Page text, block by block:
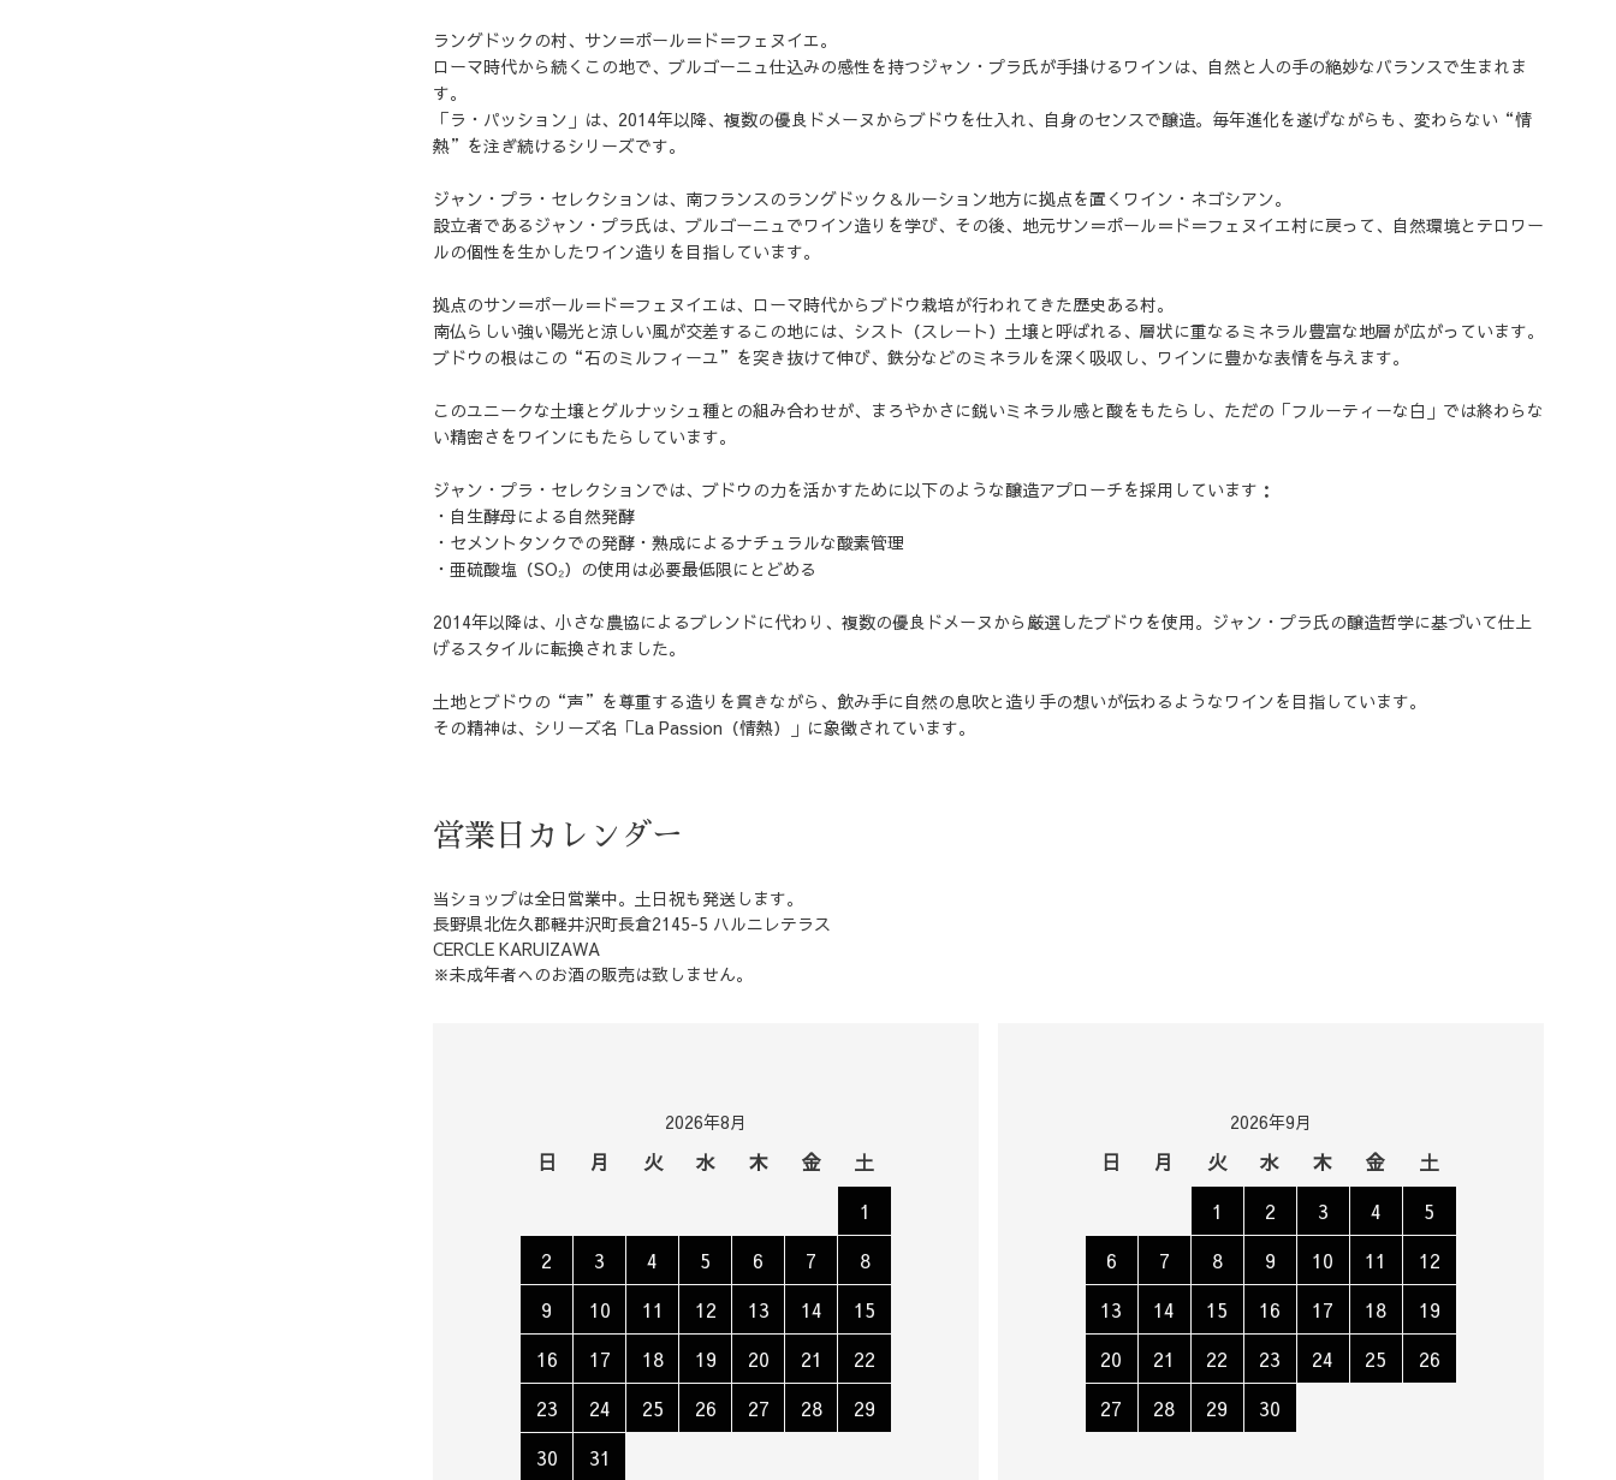
ラングドックの村、サン＝ポール＝ド＝フェヌイエ。
ローマ時代から続くこの地で、ブルゴーニュ仕込みの感性を持つジャン・プラ氏が手掛けるワインは、自然と人の手の絶妙なバランスで生まれま
す。
「ラ・パッション」は、2014年以降、複数の優良ドメーヌからブドウを仕入れ、自身のセンスで醸造。毎年進化を遂げながらも、変わらない“情
熱”を注ぎ続けるシリーズです。
ジャン・プラ・セレクションは、南フランスのラングドック＆ルーション地方に拠点を置くワイン・ネゴシアン。
設立者であるジャン・プラ氏は、ブルゴーニュでワイン造りを学び、その後、地元サン＝ポール＝ド＝フェヌイエ村に戻って、自然環境とテロワー
ルの個性を生かしたワイン造りを目指しています。
拠点のサン＝ポール＝ド＝フェヌイエは、ローマ時代からブドウ栽培が行われてきた歴史ある村。
南仏らしい強い陽光と涼しい風が交差するこの地には、シスト（スレート）土壌と呼ばれる、層状に重なるミネラル豊富な地層が広がっています。
ブドウの根はこの“石のミルフィーユ”を突き抜けて伸び、鉄分などのミネラルを深く吸収し、ワインに豊かな表情を与えます。
このユニークな土壌とグルナッシュ種との組み合わせが、まろやかさに鋭いミネラル感と酸をもたらし、ただの「フルーティーな白」では終わらな
い精密さをワインにもたらしています。
ジャン・プラ・セレクションでは、ブドウの力を活かすために以下のような醸造アプローチを採用しています：
・自生酵母による自然発酵
・セメントタンクでの発酵・熟成によるナチュラルな酸素管理
・亜硫酸塩（SO₂）の使用は必要最低限にとどめる
2014年以降は、小さな農協によるブレンドに代わり、複数の優良ドメーヌから厳選したブドウを使用。ジャン・プラ氏の醸造哲学に基づいて仕上
げるスタイルに転換されました。
土地とブドウの“声”を尊重する造りを貫きながら、飲み手に自然の息吹と造り手の想いが伝わるようなワインを目指しています。
その精神は、シリーズ名「La Passion（情熱）」に象徴されています。
営業日カレンダー
当ショップは全日営業中。土日祝も発送します。
長野県北佐久郡軽井沢町長倉2145-5 ハルニレテラス
CERCLE KARUIZAWA
※未成年者へのお酒の販売は致しません。
2026年8月
日 月 火 水 木 金
土
1
2
3 4 5 6 7
8
9
10 11 12 13 14
15
16
17 18 19 20 21
22
23
24 25 26 27 28
29
30
31
2026年9月
日 月 火 水 木 金
土
1
2 3 4
5
6
7 8 9 10 11
12
13
14 15 16 17 18
19
20
21 22 23 24 25
26
27
28 29 30